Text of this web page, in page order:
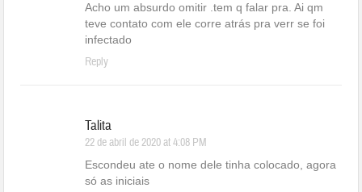
Acho um absurdo omitir .tem q falar pra. Ai qm
teve contato com ele corre atrás pra verr se foi
infectado
Reply
Talita
22 de abril de 2020 at 4:08 PM
Escondeu ate o nome dele tinha colocado, agora
só as iniciais